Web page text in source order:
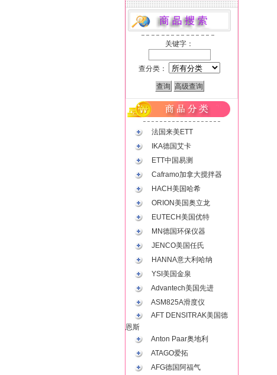
关键字：
查分类：
法国来美ETT
IKA德国艾卡
ETT中国易测
Caframo加拿大搅拌器
HACH美国哈希
ORION美国奥立龙
EUTECH美国优特
MN德国环保仪器
JENCO美国任氏
HANNA意大利哈纳
YSI美国金泉
Advantech美国先进
ASM825A滑度仪
AFT DENSITRAK美国德
恩斯
Anton Paar奥地利
ATAGO爱拓
AFG德国阿福气